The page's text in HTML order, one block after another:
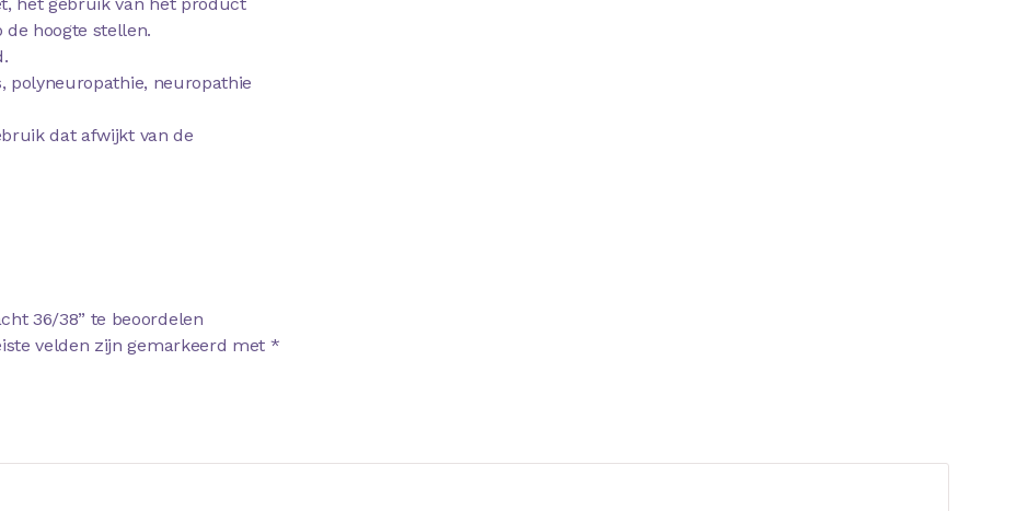
hoogte stellen.
polyneuropathie, neuropathie
dat afwijkt van de
36/38” te beoordelen
velden zijn gemarkeerd met *